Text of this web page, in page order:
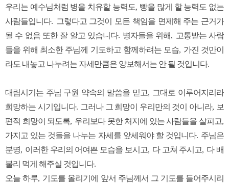
우리는 예수님처럼 병을 치유할 능력도, 빵을 많게 할 능력도 없는
사람들입니다. 그렇다고 그것이 모든 책임을 면제해 주는 근거가
될 수 없음 또한 잘 알고 있습니다. 병자들을 위해, 고통받는 사람
들을 위해 최소한 주님께 기도하고 함께하려는 모습, 가진 것만이
라도 내놓고 나누려는 자세만큼은 양보해서는 안 될 것입니다.
대림시기는 주님 구원 약속의 말씀을 믿고, 그대로 이루어지리라
희망하는 시기입니다. 그러나 그 희망이 우리만의 것이 아니라, 보
편적 희망이 되도록, 우리보다 못한 처지에 있는 사람들을 살피고,
가지고 있는 것들을 나누는 자세를 앞세워야 할 것입니다. 주님은
분명, 이러한 우리의 어여쁜 모습을 보시고, 다 고쳐 주시고, 다 배
불리 먹게 해주실 것입니다.
오늘 하루, 기도를 올리기에 앞서 주님께서 그 기도를 들어주시리